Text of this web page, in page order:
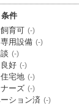
件
育可 (-)
用設備 (-)
(-)
好 (-)
宅地 (-)
ーズ (-)
ション済 (-)